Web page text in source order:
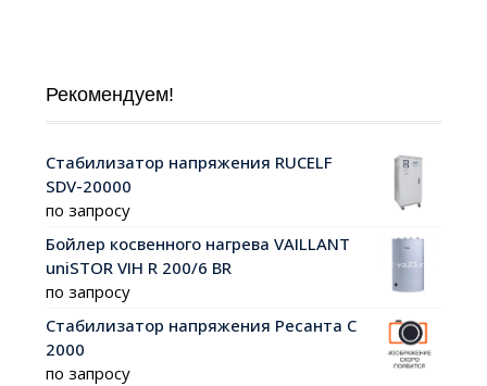
Рекомендуем!
Стабилизатор напряжения RUCELF
SDV-20000
по запросу
Бойлер косвенного нагрева VAILLANT
uniSTOR VIH R 200/6 ВR
по запросу
Стабилизатор напряжения Ресанта С
2000
по запросу